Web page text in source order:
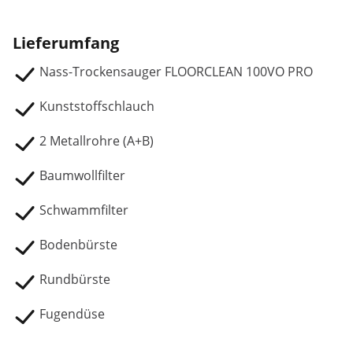
Lieferumfang
Nass-Trockensauger FLOORCLEAN 100VO PRO
Kunststoffschlauch
2 Metallrohre (A+B)
Baumwollfilter
Schwammfilter
Bodenbürste
Rundbürste
Fugendüse